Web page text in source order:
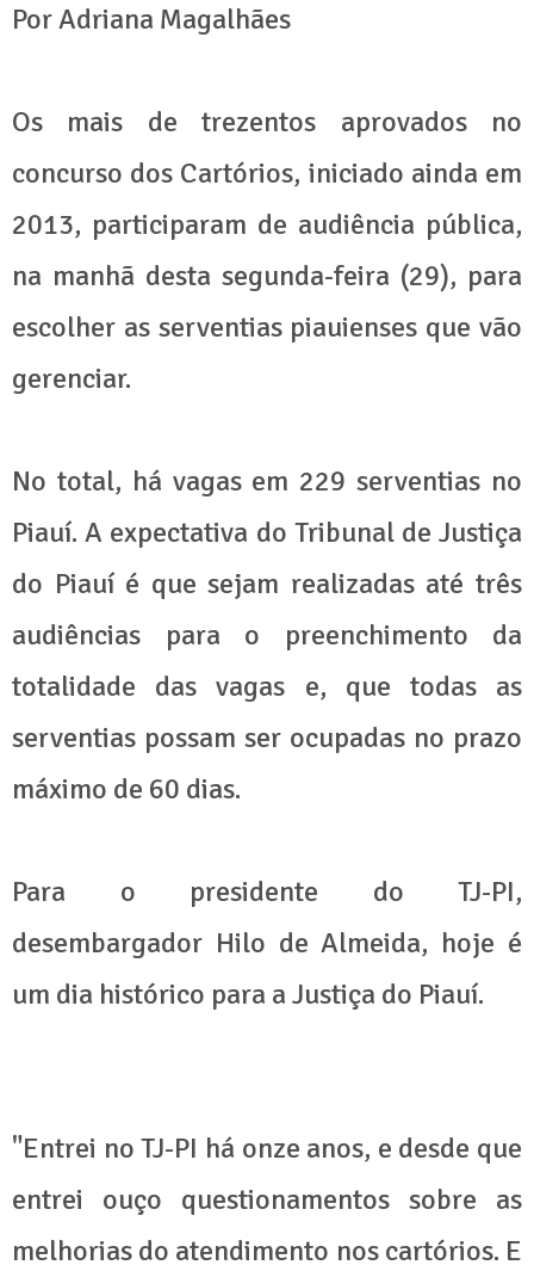
Por Adriana Magalhães
Os mais de trezentos aprovados no
concurso dos Cartórios, iniciado ainda em
2013, participaram de audiência pública,
na manhã desta segunda-feira (29), para
escolher as serventias piauienses que vão
gerenciar.
No total, há vagas em 229 serventias no
Piauí. A expectativa do Tribunal de Justiça
do Piauí é que sejam realizadas até três
audiências para o preenchimento da
totalidade das vagas e, que todas as
serventias possam ser ocupadas no prazo
máximo de 60 dias.
Para o presidente do TJ-PI,
desembargador Hilo de Almeida, hoje é
um dia histórico para a Justiça do Piauí.
"Entrei no TJ-PI há onze anos, e desde que
entrei ouço questionamentos sobre as
melhorias do atendimento nos cartórios. E